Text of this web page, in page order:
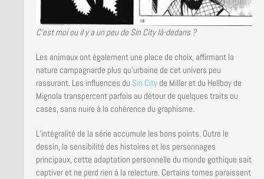
C’est moi ou il y a un peu de Sin City là-dedans ?
Les animaux ont également une place de choix, affirmant la
nature campagnarde plus qu’urbaine de cet univers peu
rassurant. Les influences du Sin City de Miller et du Hellboy de
Mignola transpercent parfois au détour de quelques traits ou
cases, sans nuire à la cohérence du graphisme.
L’intégralité de la série accumule les bons points. Outre le
dessin, la sensibilité des histoires et les personnages
principaux, cette adaptation personnelle du monde gothique sait
captiver et ne perd rien à la relecture. Certains tomes paraissent